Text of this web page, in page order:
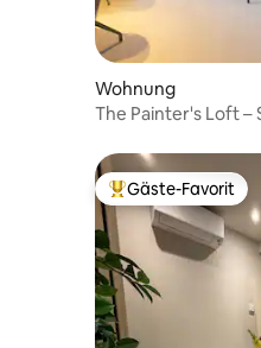
Wohnung
The Painter's Loft –
Beliebter Gäste-
Gäste-Favorit